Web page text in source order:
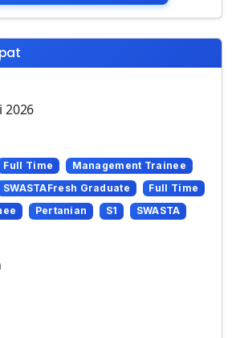
2026
Full Time
Management Trainee
SWASTAFresh Graduate
Full Time
Pertanian S1 SWASTA